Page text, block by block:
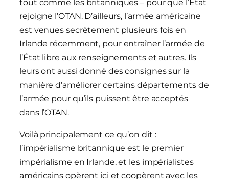
tout comme les britanniques – pour que l’État
rejoigne l’OTAN. D’ailleurs, l’armée américaine
est venues secrètement plusieurs fois en
Irlande récemment, pour entraîner l’armée de
l’État libre aux renseignements et autres. Ils
leurs ont aussi donné des consignes sur la
manière d’améliorer certains départements de
l’armée pour qu’ils puissent être acceptés
dans l’OTAN.
Voilà principalement ce qu’on dit :
l’impérialisme britannique est le premier
impérialisme en Irlande, et les impérialistes
américains opèrent ici et coopèrent avec les